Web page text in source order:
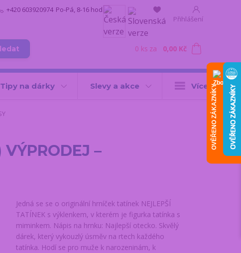
Přihlášení
+420 603920974 Po-Pá, 8-16 hod.
0 ks za 0,00 Kč
Tipy na dárky Slevy a akce Více
–
Jedná se se o originální hrníček tatínek NEJLEPŠÍ
TATÍNEK s výklenkem, v kterém je figurka tatínka s
miminkem. Nápis na hrnku: Najlepší otecko. Skvělý
dárek, který vykouzlý úsměv na rtech každého
tatínka. Hodí se pro muže k narozeninám, k
OVĚŘENO ZÁKAZNÍKY